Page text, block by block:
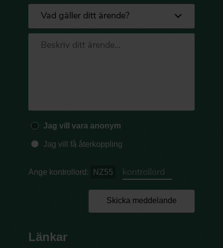
Jag vill vara anonym
Jag vill få återkoppling
Ange kontrollord: NZ55
Skicka meddelande
Länkar